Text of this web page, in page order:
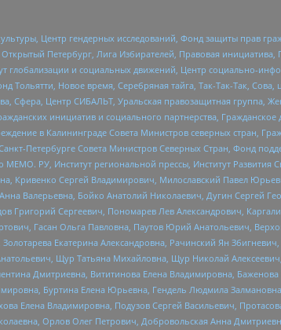
Центр гендерных исследований, Фонд защиты прав
Петербург, Лига Избирателей, Правовая инициатива,
глобализации и социальных движений, Центр социально-
Новое время, Серебряная тайга, Так-Так-Так, Сова,
Сфера, Центр СИБАЛЬТ, Уральская правозащитная группа,
инициатив и социального партнерства,
в Калининграде Совета Министров северных стран,
Петербурге Совета Министров Северных Стран, Фонд
РУ, Институт региональной прессы, Институт
Кривенко Сергей Владимирович, Милославский Павел
Валерьевна, Бойко Анатолий Николаевич, Дугин Сергей
Сергеевич, Пономарев Лев Александрович,
Гасан Ольга Павловна, Паутов Юрий Анатольевич,
Екатерина Александровна, Рачинский Ян
Щур Татьяна Михайловна, Щур Николай
Дмитриевна, Вититинова Елена Владимировна,
Буртина Елена Юрьевна, Гендель Людмила
Владимировна, Подузов Сергей Васильевич,
Орлов Олег Петрович, Добровольская Анна